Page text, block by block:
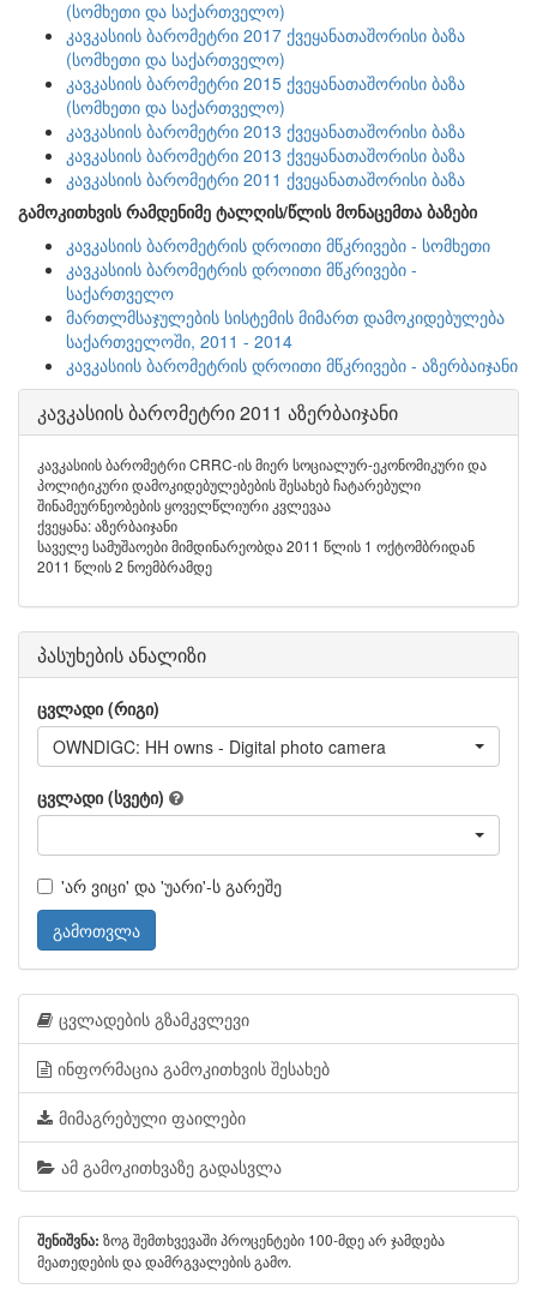
(სომხეთი და საქართველო)
კავკასიის ბარომეტრი 2017 ქვეყანათაშორისი ბაზა
(სომხეთი და საქართველო)
კავკასიის ბარომეტრი 2015 ქვეყანათაშორისი ბაზა
(სომხეთი და საქართველო)
კავკასიის ბარომეტრი 2013 ქვეყანათაშორისი ბაზა
კავკასიის ბარომეტრი 2013 ქვეყანათაშორისი ბაზა
კავკასიის ბარომეტრი 2011 ქვეყანათაშორისი ბაზა
გამოკითხვის რამდენიმე ტალღის/წლის მონაცემთა ბაზები
კავკასიის ბარომეტრის დროითი მწკრივები - სომხეთი
კავკასიის ბარომეტრის დროითი მწკრივები -
საქართველო
მართლმსაჯულების სისტემის მიმართ დამოკიდებულება
საქართველოში, 2011 - 2014
კავკასიის ბარომეტრის დროითი მწკრივები - აზერბაიჯანი
კავკასიის ბარომეტრი 2011 აზერბაიჯანი
კავკასიის ბარომეტრი CRRC-ის მიერ სოციალურ-ეკონომიკური და
პოლიტიკური დამოკიდებულებების შესახებ ჩატარებული
შინამეურნეობების ყოველწლიური კვლევაა
ქვეყანა: აზერბაიჯანი
საველე სამუშაოები მიმდინარეობდა 2011 წლის 1 ოქტომბრიდან
2011 წლის 2 ნოემბრამდე
პასუხების ანალიზი
ცვლადი (რიგი)
OWNDIGC: HH owns - Digital photo camera
ცვლადი (სვეტი)
'არ ვიცი' და 'უარი'-ს გარეშე
გამოთვლა
ცვლადების გზამკვლევი
ინფორმაცია გამოკითხვის შესახებ
მიმაგრებული ფაილები
ამ გამოკითხვაზე გადასვლა
შენიშვნა: ზოგ შემთხვევაში პროცენტები 100-მდე არ ჯამდება
მეათედების და დამრგვალების გამო.